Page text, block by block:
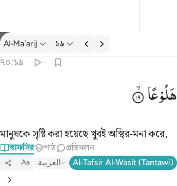
তাফসির: Al-Ma'arij ৭০:১৯
Al-Ma'arij ১৯
৭০:১৯
هَلُوْعًا
মানুষকে সৃষ্টি করা হয়েছে খুবই অস্থির-মনা করে,
তাফসির পাঠ প্রতিফলন
Aa العربية Al-Tafsir Al-Wasit (Tantawi)